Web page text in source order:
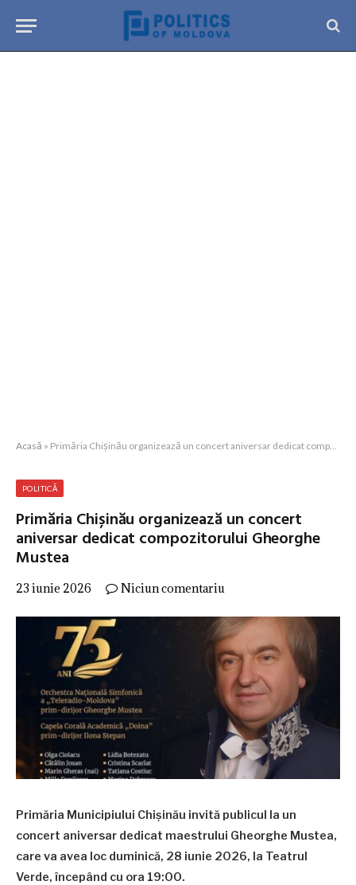
Acasă » Primăria Chișinău organizează un concert aniversar dedicat compozitorului Gheorghe Mustea
POLITICĂ
Primăria Chișinău organizează un concert
aniversar dedicat compozitorului Gheorghe
Mustea
23 iunie 2026 Niciun comentariu
Primăria Municipiului Chișinău invită publicul la un
concert aniversar dedicat maestrului Gheorghe Mustea,
care va avea loc duminică, 28 iunie 2026, la Teatrul
Verde, începând cu ora 19:00.